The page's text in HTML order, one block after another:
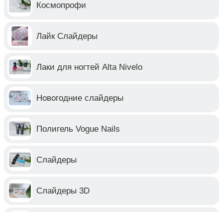
Космопрофи
Лайк Слайдеры
Лаки для ногтей Alta Nivelo
Новогодние слайдеры
Полигель Vogue Nails
Слайдеры
Слайдеры 3D